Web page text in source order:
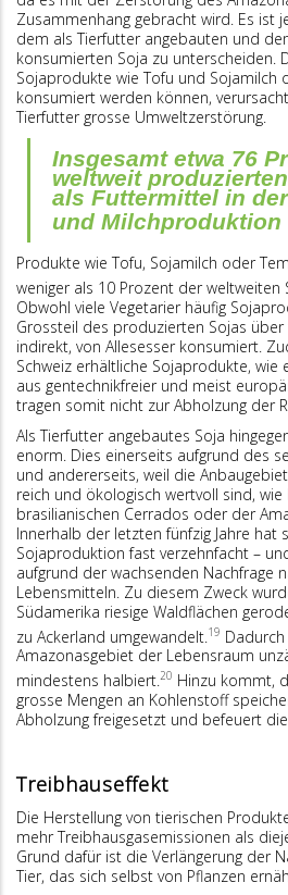
Zusammenhang gebracht wird. Es ist
dem als Tierfutter angebauten und
konsumierten Soja zu unterscheiden.
Sojaprodukte wie Tofu und Sojamilch
konsumiert werden können,
Tierfutter grosse Umweltzerstörung.
Insgesamt etwa 76
weltweit
als Futtermittel in
und Milchproduktion
Produkte wie Tofu, Sojamilch oder
weniger als 10 Prozent der
Obwohl viele Vegetarier häufig
Grossteil des produzierten Sojas
indirekt, von Allesesser konsumiert.
Schweiz erhältliche Sojaprodukte, wie
aus gentechnikfreier und meist
tragen somit nicht zur Abholzung der
Als Tierfutter angebautes Soja
enorm. Dies einerseits auf­grund des
und andererseits, weil die
reich und ökologisch wertvoll sind,
brasilianischen Cerrados oder der
Innerhalb der letzten fünfzig Jahre hat
Sojaproduktion fast verzehn­facht –
aufgrund der wachsenden Nach­frage
Lebensmitteln. Zu diesem Zweck
Südamerika riesige Waldflächen
zu Ackerland umgewandelt. 19
Amazonasgebiet der Lebensraum
mindestens halbiert.20 Hinzu kommt,
gros­se Mengen an Kohlenstoff
Abholzung freigesetzt und befeuert
Treibhauseffekt
Die Herstellung von tierischen
mehr Treibhausgasemissionen als
Grund dafür ist die Verlängerung der
Tier, das sich selbst von Pflanzen